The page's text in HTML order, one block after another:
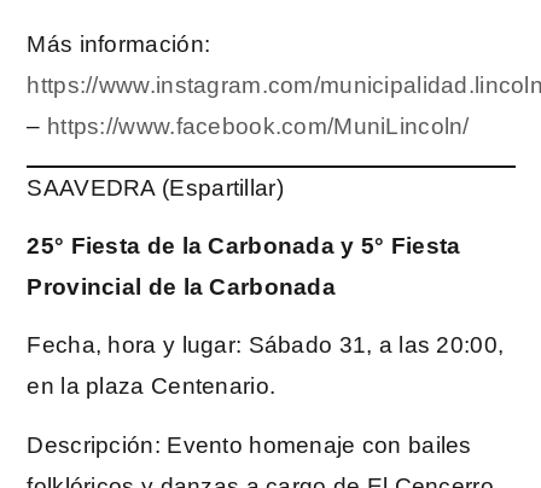
Más información:
https://www.instagram.com/
– https://www.facebook.com/MuniLincoln/
SAAVEDRA (Espartillar)
25° Fiesta de la Carbonada y 5° Fiesta
Provincial de la Carbonada
Fecha, hora y lugar: Sábado 31, a las 20:00,
en la plaza Centenario.
Descripción: Evento homenaje con bailes